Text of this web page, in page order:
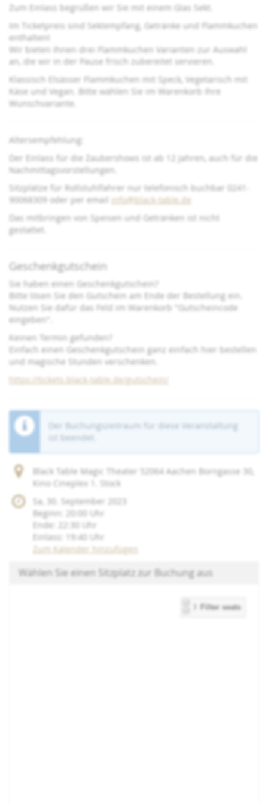
Zum Einlass begrüßen wir Sie mit einem Glas Sekt.
Im Ticketpreis sind Sektempfang, Getränke und Flammkuchen
enthalten!
Wir bieten Ihnen drei Flammkuchen Varianten zur Auswahl
an, die wir in der Pause frisch zubereitet servieren.
Klassisch Elsässer Flammkuchen mit Speck, Vegetarisch mit
Käse und Vegan. Bitte wählen Sie im Warenkorb Ihre
Wunschvariante.
Altersempfehlung:
Der Einlass für die Zaubershows ist ab 12 Jahren, auch für die
Nachmittagsvorstellungen.
Sitzplätze für Rollstuhlfahrer nur telefonisch buchbar 0241-
90068309 oder per email info@black-table.de
Das mitbringen von Speisen und Getränken ist nicht
gestattet.
Geschenkgutschein
Sie haben einen Geschenkgutschein?
Bitte lösen Sie den Gutschein am Ende der Bestellung ein.
Nutzen Sie dafür das Feld im Warenkorb "Gutscheincode
eingeben".
Keinen Termin gefunden?
Einfach einen Geschenkgutschein ganz einfach hier bestellen
und magische Stunden verschenken.
https://tickets.black-table.de/gutschein/
Der Buchungszeitraum für diese Veranstaltung
ist beendet.
Black Table Magic Theater 52064 Aachen Borngasse 30,
Kino Cineplex 1. Stock
Sa, 30. September 2023
Beginn:
20:00
Uhr
Ende:
22:30
Uhr
Einlass:
19:40
Uhr
Zum Kalender hinzufügen
Wählen Sie einen Sitzplatz zur Buchung aus